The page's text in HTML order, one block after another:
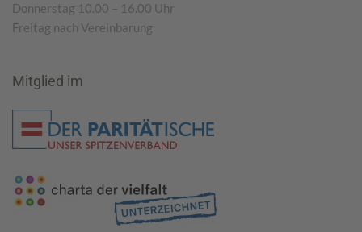
Donnerstag 10.00 – 16.00 Uhr
Freitag nach Vereinbarung
Mitglied im